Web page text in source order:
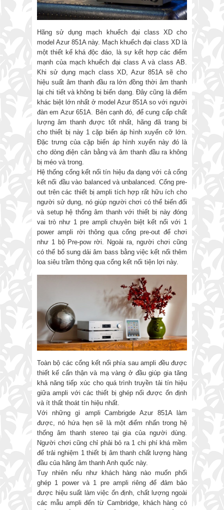
Hãng sử dụng mạch khuếch đại class XD cho
model Azur 851A này. Mạch khuếch đại class XD là
một thiết kế khá độc đáo, là sự kết hợp các điểm
mạnh của mạch khuếch đại class A và class AB.
Khi sử dụng mạch class XD, Azur 851A sẽ cho
hiệu suất âm thanh đầu ra lớn đồng thời âm thanh
lại chi tiết và không bị biến dạng. Đây cũng là điểm
khác biệt lớn nhất ở model Azur 851A so với người
đàn em Azur 651A. Bên cạnh đó, để cung cấp chất
lượng âm thanh được tốt nhất, hãng đã trang bị
cho thiết bị này 1 cặp biến áp hình xuyến cỡ lớn.
Đặc trưng của cặp biến áp hình xuyến này đó là
cho dòng điện cân bằng và âm thanh đầu ra không
bị méo và trong.
Hệ thống cổng kết nối tín hiệu đa dạng với cả cổng
kết nối đầu vào balanced và unbalanced. Cổng pre-
out trên các thiết bị ampli tích hợp rất hữu ích cho
người sử dụng, nó giúp người chơi có thể biến đổi
và setup hệ thống âm thanh với thiết bị này đóng
vai trò như 1 pre ampli chuyên biệt kết nối với 1
power ampli rời thông qua cổng pre-out để chơi
như 1 bộ Pre-pow rời. Ngoài ra, người chơi cũng
có thể bổ sung dải âm bass bằng việc kết nối thêm
loa siêu trầm thông qua cổng kết nối tiện lợi này.
Toàn bộ các cổng kết nối phía sau ampli đều được
thiết kế cẩn thận và mạ vàng ở đầu giúp gia tăng
khả năng tiếp xúc cho quá trình truyền tải tín hiệu
giữa ampli với các thiết bị ghép nối được ổn định
và ít thất thoát tín hiệu nhất.
Với những gì ampli Cambrigde Azur 851A làm
được, nó hứa hẹn sẽ là một điểm nhấn trong hệ
thống âm thanh stereo tại gia của người dùng.
Người chơi cũng chỉ phải bỏ ra 1 chi phí khá mềm
để trải nghiệm 1 thiết bị âm thanh chất lượng hàng
đầu của hãng âm thanh Anh quốc này.
Tuy nhiên nếu như khách hàng nào muốn phối
ghép 1 power và 1 pre ampli riêng để đảm bảo
được hiệu suất làm việc ổn định, chất lượng ngoài
các mẫu ampli đến từ Cambridge, khách hàng có